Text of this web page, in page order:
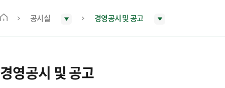
보
메
으
로
공시실 경영공시 및 공고
경영공시 및 공고